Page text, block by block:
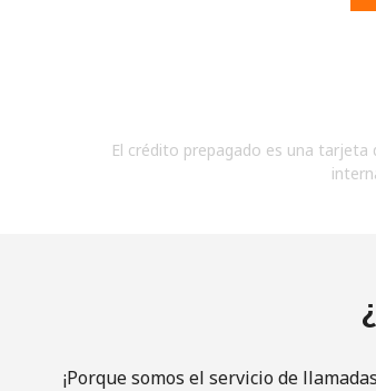
ofertas.
El crédito prepagado es una tarjeta
¡Porque somos el servicio de